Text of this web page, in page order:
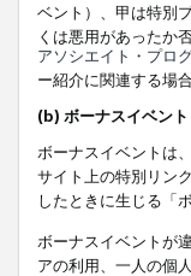
ベント）、甲は特別
くは悪用があったか
アソシエイト・プロ
ー紹介に関連する場
(b) ボーナスイベント
ボーナスイベントは、
サイト上の特別リン
したときに生じる「
ボーナスイベントが
アの利用、一人の個